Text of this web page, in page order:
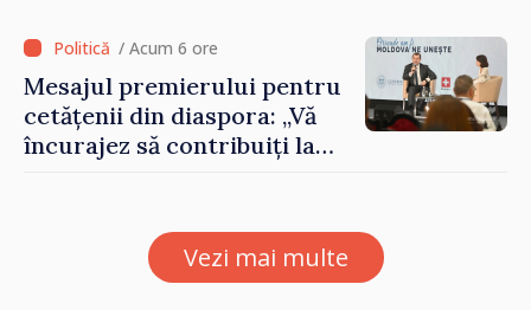
/ Acum 6 ore
Mesajul premierului pentru
cetățenii din diaspora: „Vă
încurajez să contribuiți la
Vezi mai multe